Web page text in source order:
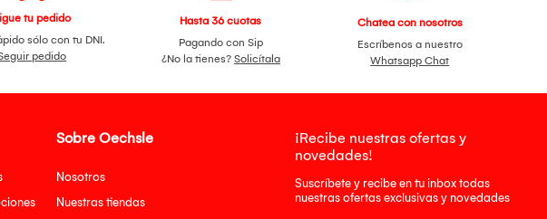
tu pedido
sólo con tu DNI.
pedido
Hasta 36 cuotas
Pagando con Sip
¿No la tienes? Solicítala
Chatea con nosotros
Escríbenos a nuestro
Whatsapp Chat
Sobre Oechsle
Nosotros
Nuestras tiendas
¡Recibe nuestras ofertas y
novedades!
Suscríbete y recibe en tu inbox todas
nuestras ofertas exclusivas y novedades